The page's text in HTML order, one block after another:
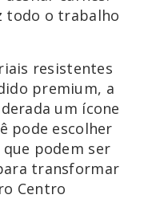
todo o trabalho
resistentes
premium, a
um ícone
pode escolher
podem ser
transformar
Centro